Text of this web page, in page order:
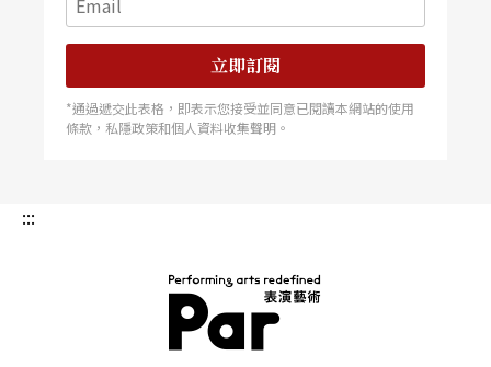
夠療癒這些積習已久的病
立即訂閱
*通過遞交此表格，即表示您接受並同意已閱讀本網站的使用
條款，私隱政策和個人資料收集聲明。
:::